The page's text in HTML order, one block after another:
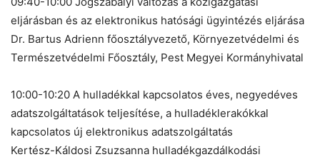
eljárásban és az elektronikus hatósági ügyintézés eljárása
Dr. Bartus Adrienn főosztályvezető, Környezetvédelmi és
Természetvédelmi Főosztály, Pest Megyei Kormányhivatal
10:00-10:20 A hulladékkal kapcsolatos éves, negyedéves
adatszolgáltatások teljesítése, a hulladéklerakókkal
kapcsolatos új elektronikus adatszolgáltatás
Kertész-Káldosi Zsuzsanna hulladékgazdálkodási